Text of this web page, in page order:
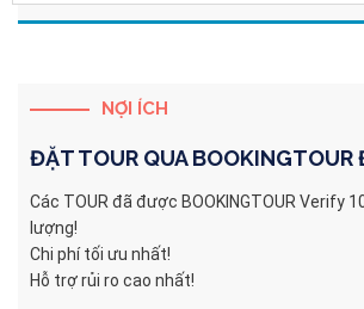
NỢI ÍCH
ĐẶT TOUR QUABOOKINGTOUR
Các TOUR đã được BOOKINGTOUR Verify
lượng!
Chi phí tối ưu nhất!
Hỗ trợ rủi ro cao nhất!